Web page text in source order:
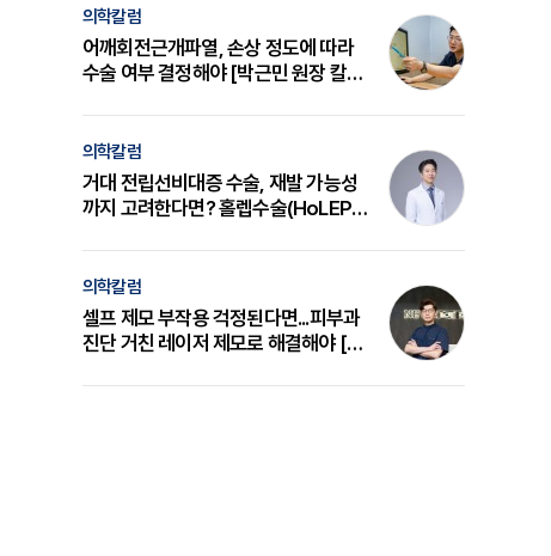
의학칼럼
어깨회전근개파열, 손상 정도에 따라
수술 여부 결정해야 [박근민 원장 칼
의학칼럼
거대 전립선비대증 수술, 재발 가능성
까지 고려한다면? 홀렙수술(HoLEP)
의학칼럼
셀프 제모 부작용 걱정된다면...피부과
진단 거친 레이저 제모로 해결해야 [변